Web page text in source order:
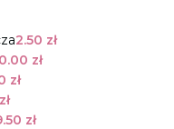
2.50 zł
zł
zł
zł
zł